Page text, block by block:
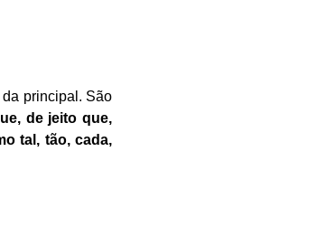
principal. São
de jeito que,
tal, tão, cada,